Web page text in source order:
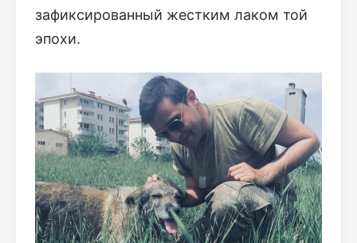
зафиксированный жестким лаком той
эпохи.